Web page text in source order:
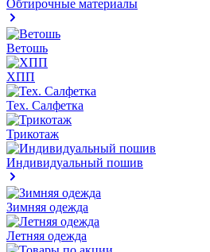
Обтирочные материалы
Ветошь
ХПП
Тех. Салфетка
Трикотаж
Индивидуальный пошив
Зимняя одежда
Летняя одежда